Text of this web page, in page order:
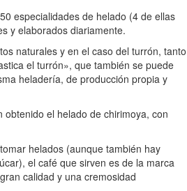
especialidades de helado (4 de ellas
y elaborados diariamente.
naturales y en el caso del turrón, tanto
el turrón», que también se puede
heladería, de producción propia y
el helado de chirimoya, con
helados (aunque también hay
el café que sirven es de la marca
calidad y una cremosidad